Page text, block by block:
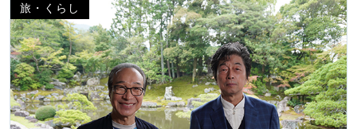
旅・くらし